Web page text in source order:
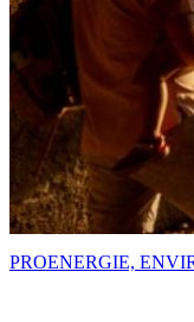
PROENERGIE,